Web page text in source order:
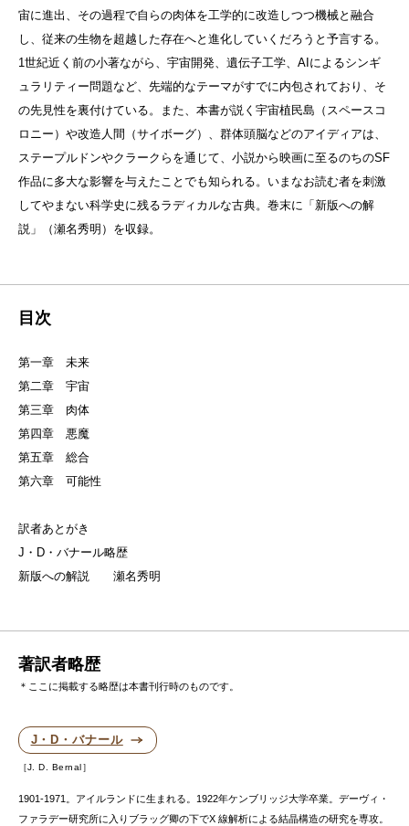
宙に進出、その過程で自らの肉体を工学的に改造しつつ機械と融合
し、従来の生物を超越した存在へと進化していくだろうと予言する。
1世紀近く前の小著ながら、宇宙開発、遺伝子工学、AIによるシンギ
ュラリティー問題など、先端的なテーマがすでに内包されており、そ
の先見性を裏付けている。また、本書が説く宇宙植民島（スペースコ
ロニー）や改造人間（サイボーグ）、群体頭脳などのアイディアは、
ステープルドンやクラークらを通じて、小説から映画に至るのちのSF
作品に多大な影響を与えたことでも知られる。いまなお読む者を刺激
してやまない科学史に残るラディカルな古典。巻末に「新版への解
説」（瀬名秀明）を収録。
目次
第一章 未来
第二章 宇宙
第三章 肉体
第四章 悪魔
第五章 総合
第六章 可能性
訳者あとがき
J・D・バナール略歴
新版への解説 瀬名秀明
著訳者略歴
＊ここに掲載する略歴は本書刊行時のものです。
J・D・バナール
J. D. Bernal
1901-1971。アイルランドに生まれる。1922年ケンブリッジ大学卒業。デーヴィ・
ファラデー研究所に入りブラッグ卿の下でX 線解析による結晶構造の研究を専攻。